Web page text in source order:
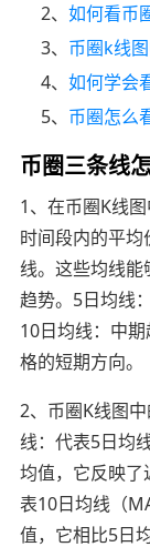
2、如何看币
3、 币圈k线
4、如何学会
5、 币圈怎么
币圈三条线
1、在币圈K线
时间段内的平
线。这些均线能
趋势。5日均线
10日均线：中
格的短期方向。
2、币圈K线图
线：代表5日均
均值，它反映
表10日均线（
值，它相比5日